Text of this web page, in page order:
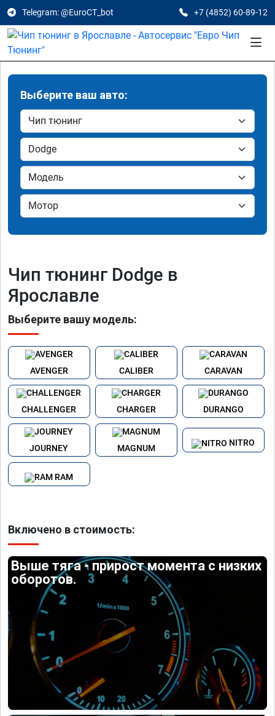
Telegram: @EuroCT_bot +7 (4852) 60-89-12
Выберите ваш авто:
Чип тюнинг Dodge в
Ярославле
Выберите вашу модель:
AVENGER CALIBER CARAVAN
CHALLENGER CHARGER DURANGO
JOURNEY MAGNUM
NITRO
RAM
Включено в стоимость:
Выше тяга - прирост момента с низких
оборотов.